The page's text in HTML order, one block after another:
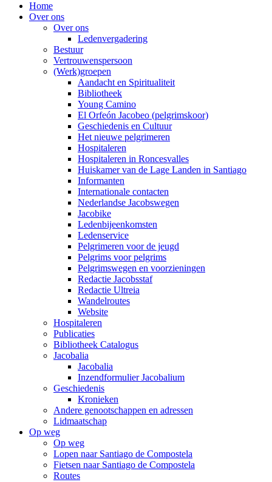
Home
Over ons
Over ons
Ledenvergadering
Bestuur
Vertrouwenspersoon
(Werk)groepen
Aandacht en Spiritualiteit
Bibliotheek
Young Camino
El Orfeón Jacobeo (pelgrimskoor)
Geschiedenis en Cultuur
Het nieuwe pelgrimeren
Hospitaleren
Hospitaleren in Roncesvalles
Huiskamer van de Lage Landen in Santiago
Informanten
Internationale contacten
Nederlandse Jacobswegen
Jacobike
Ledenbijeenkomsten
Ledenservice
Pelgrimeren voor de jeugd
Pelgrims voor pelgrims
Pelgrimswegen en voorzieningen
Redactie Jacobsstaf
Redactie Ultreia
Wandelroutes
Website
Hospitaleren
Publicaties
Bibliotheek Catalogus
Jacobalia
Jacobalia
Inzendformulier Jacobalium
Geschiedenis
Kronieken
Andere genootschappen en adressen
Lidmaatschap
Op weg
Op weg
Lopen naar Santiago de Compostela
Fietsen naar Santiago de Compostela
Routes